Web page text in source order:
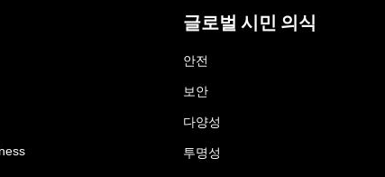
글로벌 시민 의식
안전
보안
다양성
투명성